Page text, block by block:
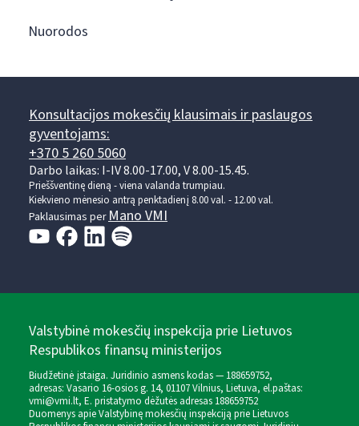
Nuorodos
Konsultacijos mokesčių klausimais ir paslaugos
gyventojams:
+370 5 260 5060
Darbo laikas: I-IV 8.00-17.00, V 8.00-15.45.
Prieššventinę dieną - viena valanda trumpiau.
Kiekvieno mėnesio antrą penktadienį 8.00 val. - 12.00 val.
Paklausimas perMano VMI
Valstybinė mokesčių inspekcija prie Lietuvos
Respublikos finansų ministerijos
Biudžetinė įstaiga. Juridinio asmens kodas — 188659752,
adresas: Vasario 16-osios g. 14, 01107 Vilnius, Lietuva, el.paštas:
vmi@vmi.lt, E. pristatymo dėžutės adresas 188659752
Duomenys apie Valstybinę mokesčių inspekciją prie Lietuvos